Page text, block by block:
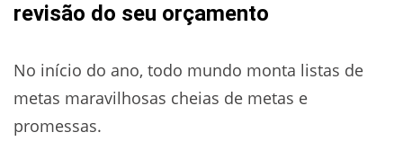
revisão do seu orçamento
No início do ano, todo mundo monta listas de
metas maravilhosas cheias de metas e
promessas.